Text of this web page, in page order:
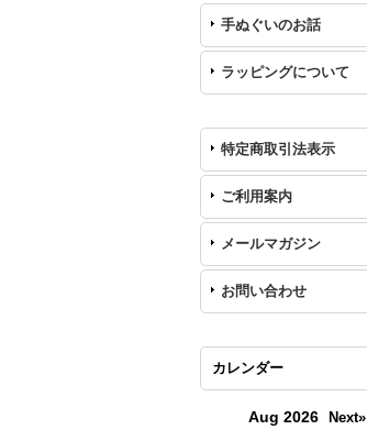
手ぬぐいのお話
ラッピングについて
特定商取引法表示
ご利用案内
メールマガジン
お問い合わせ
カレンダー
Aug 2026 Next»